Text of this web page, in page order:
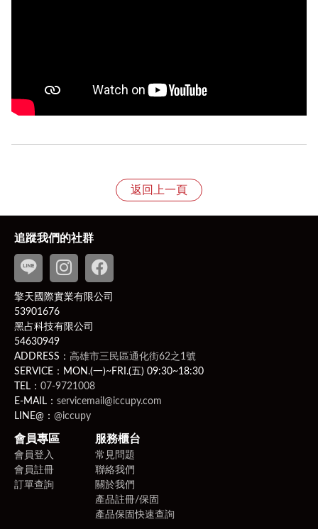
1、依照《消費者保護法》規定，收到產品後享有七天的
猶豫期，特別提醒猶豫期非試用期，故產品經拆封恕不接
受退貨；
貨需返回齊全配件、完整包裝（包括產品、吊牌未剪、附
貌及完整性）的狀態寄回，若違反該項條件，將影響您退
換貨權益。
PS此商品為客製化商品：客製化商品並無7日無條件退貨
的權利。除非商品有瑕疵，否則應履行契約，若不取貨付
款則可能有違約問題，而賣家可就運費、商品價金向買家
提出民事訴訟。
相關問題請洽客服聯繫LINE ID：@iccupy
購人之以下四樣購買相關證明（訂購編號、訂購人姓名、
電話、電子發票）。
2、新品瑕疵、運送瑕疵和非人為損壞者，收到商品次日
起算七天（含例假日）內提出，可免費更換新品。
返回上一頁
追蹤我們的社群
擎天國際實業有限公司
53901676
黑占科技有限公司
54630949
ADDRESS： 高雄市三民區通化街62之1號
SERVICE：MON.(一)~FRI.(五) 09:30~18:30
TEL： 07-9721008
E-MAIL： servicemail@iccupy.com
LINE@： @iccupy
會員專區
會員登入
會員註冊
訂單查詢
服務櫃台
常見問題
聯絡我們
關於我們
產品註冊/保固
產品保固快速查詢